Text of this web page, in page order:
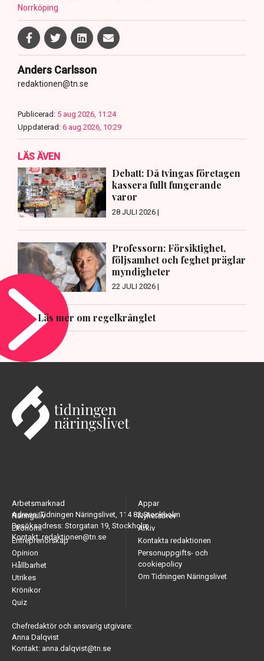
Norrköping
Anders Carlsson
redaktionen@tn.se
Publicerad: 5 aug 2026, 11:24
Uppdaterad: 6 aug 2026, 10:29
LÄS ÄVEN
Debatt: Då tvingas företagen
kassera fullt fungerande
varor
28 JULI 2026 |
Professorn: Försiktighet,
följsamhet och feghet präglar
myndigheter
22 JULI 2026 |
Läs mer om regelkrånglet
Adress: Tidningen Näringslivet, 114 82 Stockholm
Besöksadress: Storgatan 19, Stockholm
Kontakt: redaktionen@tn.se
Arbetsmarknad
Näringsliv
Ekonomi
Entreprenörskap
Opinion
Hållbarhet
Utrikes
Krönikor
Quiz
Appar
Nyhetsbrev
Arkiv
Kontakta redaktionen
Personuppgifts- och
cookiepolicy
Om Tidningen Näringslivet
Chefredaktör och ansvarig utgivare:
Anna Dalqvist
Kontakt: anna.dalqvist@tn.se